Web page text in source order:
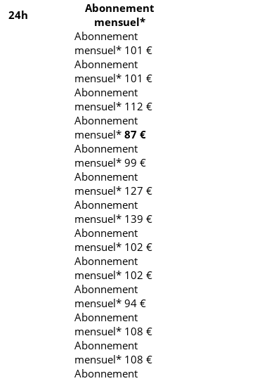
24h
Abonnement
mensuel*
Abonnement
mensuel* 101 €
Abonnement
mensuel* 101 €
Abonnement
mensuel* 112 €
Abonnement
mensuel* 87 €
Abonnement
mensuel* 99 €
Abonnement
mensuel* 127 €
Abonnement
mensuel* 139 €
Abonnement
mensuel* 102 €
Abonnement
mensuel* 102 €
Abonnement
mensuel* 94 €
Abonnement
mensuel* 108 €
Abonnement
mensuel* 108 €
Abonnement